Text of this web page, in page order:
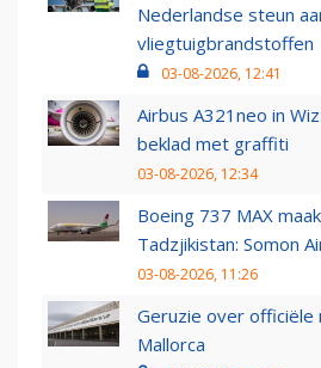
Nederlandse steun
vliegtuigbrandstoffen
03-08-2026, 12:41
Airbus A321neo in
beklad met graffiti
03-08-2026, 12:34
Boeing 737 MAX
Tadzjikistan: Somon
03-08-2026, 11:26
Geruzie over officiële
Mallorca